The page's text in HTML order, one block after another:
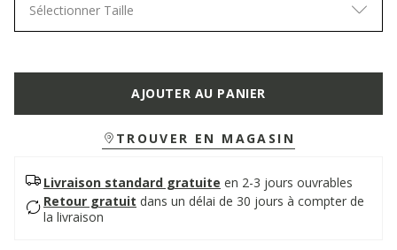
Sélectionner Taille
AJOUTER AU PANIER
TROUVER EN MAGASIN
Livraison standard gratuite en 2-3 jours ouvrables
Retour gratuit dans un délai de 30 jours à compter de
la livraison